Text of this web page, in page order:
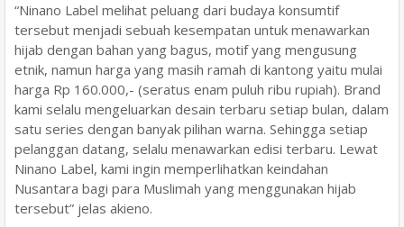
“Ninano Label melihat peluang dari budaya konsumtif
tersebut menjadi sebuah kesempatan untuk menawarkan
hijab dengan bahan yang bagus, motif yang mengusung
etnik, namun harga yang masih ramah di kantong yaitu mulai
harga Rp 160.000,- (seratus enam puluh ribu rupiah). Brand
kami selalu mengeluarkan desain terbaru setiap bulan, dalam
satu series dengan banyak pilihan warna. Sehingga setiap
pelanggan datang, selalu menawarkan edisi terbaru. Lewat
Ninano Label, kami ingin memperlihatkan keindahan
Nusantara bagi para Muslimah yang menggunakan hijab
tersebut” jelas akieno.